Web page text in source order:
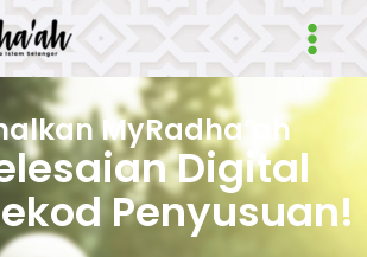
Main
MyRadha’ah
Digital
Penyusuan!